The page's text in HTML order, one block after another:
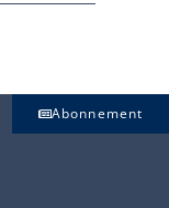
Abonnement